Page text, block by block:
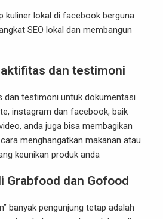
kuliner lokal di facebook berguna
SEO lokal dan membangun
dan testimoni
dan testimoni untuk dokumentasi
instagram dan facebook, baik
anda juga bisa membagikan
menghangatkan makanan atau
keunikan produk anda
Grabfood dan Gofood
banyak pengunjung tetap adalah